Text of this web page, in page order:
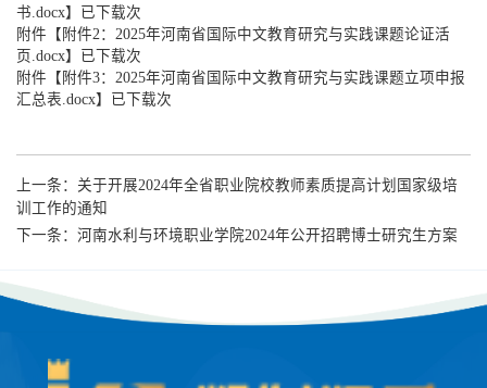
书.docx】已下载次
附件【 附件2：2025年河南省国际中文教育研究与实践课题论证活
页.docx】已下载次
附件【 附件3：2025年河南省国际中文教育研究与实践课题立项申报
汇总表.docx】已下载次
上一条： 关于开展2024年全省职业院校教师素质提高计划国家级培
训工作的通知
下一条： 河南水利与环境职业学院2024年公开招聘博士研究生方案